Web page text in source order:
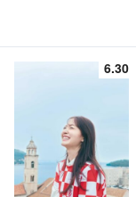
6.30